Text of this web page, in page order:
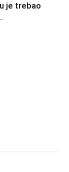
je trebao